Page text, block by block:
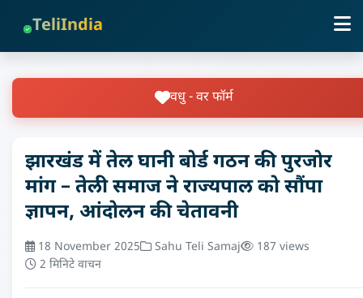
TeliIndia
वधु - वर फॉर्म
झारखंड में तेल घानी बोर्ड गठन की पुरजोर
मांग – तेली समाज ने राज्यपाल को सौंपा
ज्ञापन, आंदोलन की चेतावनी
18 November 2025 Sahu Teli Samaj
187 views
2 मिनिटे वाचन